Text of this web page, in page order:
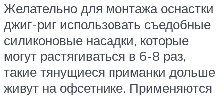
Желательно для монтажа оснастки
джиг-риг использовать съедобные
силиконовые насадки, которые
могут растягиваться в 6-8 раз,
такие тянущиеся приманки дольше
живут на офсетнике. Применяются